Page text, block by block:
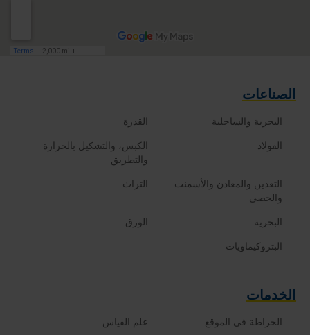
الصناعات
البحرية والساحلية
القدرة
الفولاذ
الكبس، والتشكيل بالحرارة
والتطريق
التعدين والمعادن والأسمنت
والحصى
التراث
البحرية
الورق
البتروكيماويات
الخدمات
الخراطة في الموقع
علم القياس